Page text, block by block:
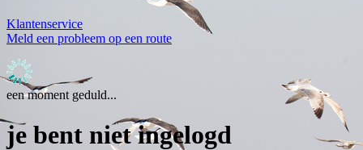
Klantenservice
Meld een probleem op een route
een moment geduld...
je bent niet ingelogd